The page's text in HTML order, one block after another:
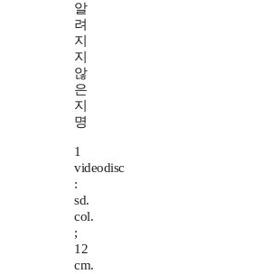
알
려
지
지
않
은
지
명
1
videodisc
:
sd.
col.
;
12
cm.